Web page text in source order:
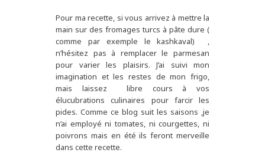
Pour ma recette, si vous arrivez à mettre la
main sur des fromages turcs à pâte dure (
comme par exemple le kashkaval) ,
n’hésitez pas à remplacer le parmesan
pour varier les plaisirs. J’ai suivi mon
imagination et les restes de mon frigo,
mais laissez libre cours à vos
élucubrations culinaires pour farcir les
pides. Comme ce blog suit les saisons ,je
n’ai employé ni tomates, ni courgettes, ni
poivrons mais en été ils feront merveille
dans cette recette.